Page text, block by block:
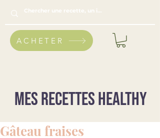
ACHETER
Mes recettes healthy
Gâteau fraises